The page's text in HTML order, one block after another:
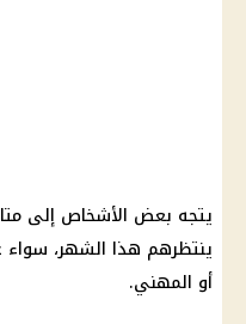
يتجه بعض الأشخاص إلى
ينتظرهم هذا الشهر، سواء
أو المهني.